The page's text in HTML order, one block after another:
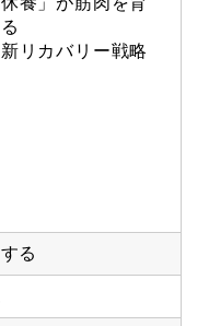
リカバリー戦略
る